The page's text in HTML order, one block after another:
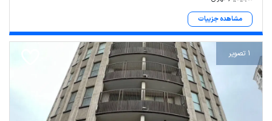
مشاهده جزییات
1 تصویر